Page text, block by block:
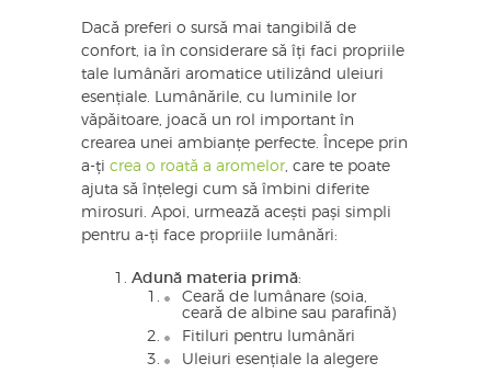
Dacă preferi o sursă mai tangibilă de
confort, ia în considerare să îți faci propriile
tale lumânări aromatice utilizând uleiuri
esențiale. Lumânările, cu luminile lor
văpăitoare, joacă un rol important în
crearea unei ambianțe perfecte. Începe prin
a-ți crea o roată a aromelor, care te poate
ajuta să înțelegi cum să îmbini diferite
mirosuri. Apoi, urmează acești pași simpli
pentru a-ți face propriile lumânări:
Adună materia primă:
Ceară de lumânare (soia,
ceară de albine sau parafină)
Fitiluri pentru lumânări
Uleiuri esențiale la alegere